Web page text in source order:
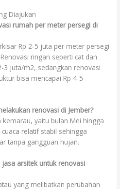
Diajukan
rumah per meter persegi di
Rp 2-5 juta per meter persegi
ringan seperti cat dan
3 juta/m2, sedangkan renovasi
bisa mencapai Rp 4-5
renovasi di Jember?
yaitu bulan Mei hingga
relatif stabil sehingga
tanpa gangguan hujan.
arsitek untuk renovasi
yang melibatkan perubahan